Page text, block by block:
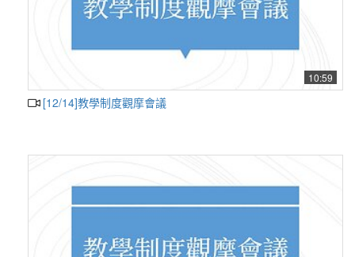
10:59
[12/14]教學制度觀摩會議